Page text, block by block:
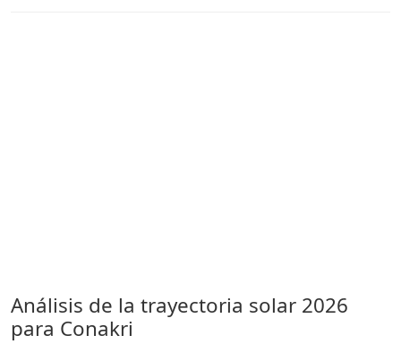
Análisis de la trayectoria solar 2026
para Conakri